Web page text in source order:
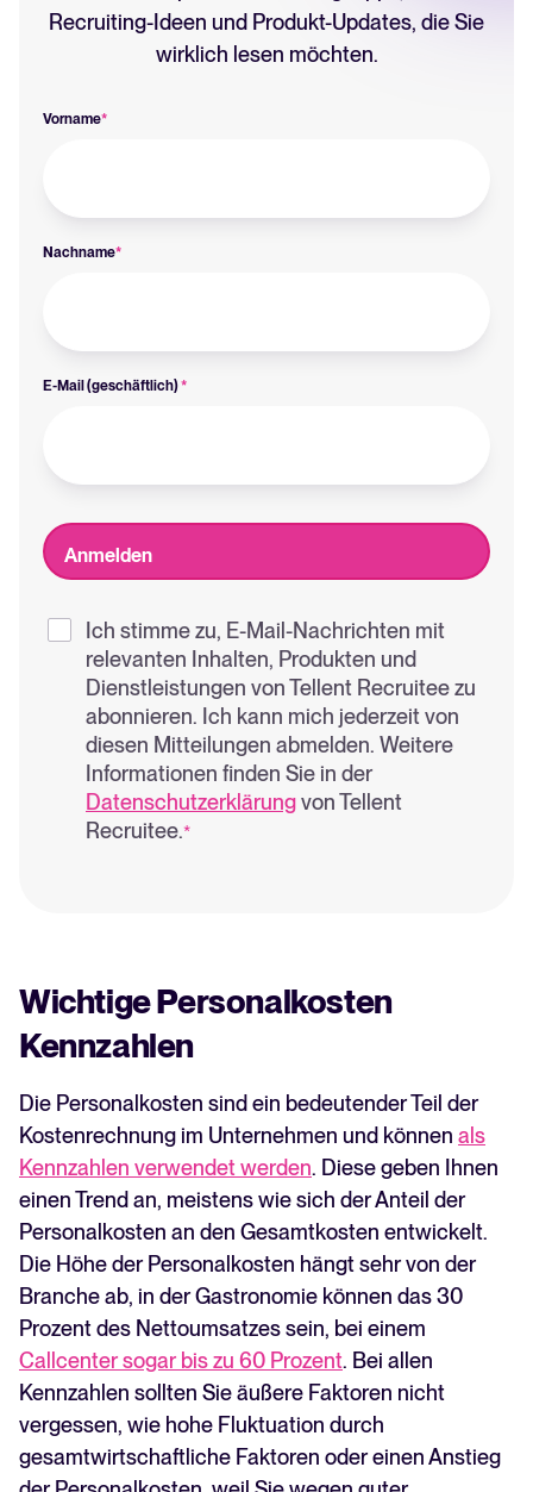
Recruiting-Ideen und Produkt-Updates, die Sie
wirklich lesen möchten.
Vorname*
Nachname*
E-Mail (geschäftlich)*
Ich stimme zu, E-Mail-Nachrichten mit
relevanten Inhalten, Produkten und
Dienstleistungen von Tellent Recruitee zu
abonnieren. Ich kann mich jederzeit von
diesen Mitteilungen abmelden. Weitere
Informationen finden Sie in der
Datenschutzerklärungvon Tellent
Recruitee.*
Wichtige Personalkosten
Kennzahlen
Die Personalkosten sind ein bedeutender Teil der
Kostenrechnung im Unternehmen und können als
Kennzahlen verwendet werden. Diese geben Ihnen
einen Trend an, meistens wie sich der Anteil der
Personalkosten an den Gesamtkosten entwickelt.
Die Höhe der Personalkosten hängt sehr von der
Branche ab, in der Gastronomie können das 30
Prozent des Nettoumsatzes sein, bei einem
Callcenter sogar bis zu 60 Prozent. Bei allen
Kennzahlen sollten Sie äußere Faktoren nicht
vergessen, wie hohe Fluktuation durch
gesamtwirtschaftliche Faktoren oder einen Anstieg